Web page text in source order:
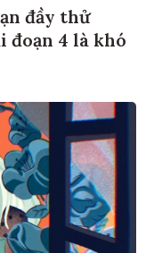
đầy thử
đoạn 4 là khó